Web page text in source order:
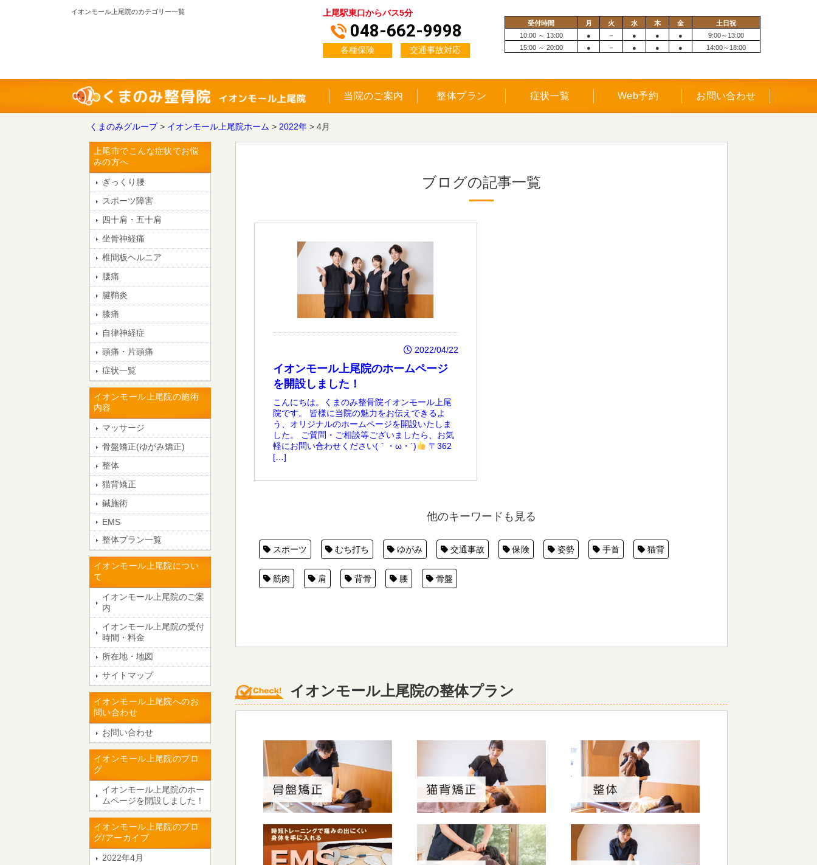
イオンモール上尾院のカテゴリー一覧 上尾駅東口からバス5分
048-662-9998
各種保険 交通事故対応
受付時間 月 火 水 木 金
土日祝
10:00 ～ 13:00
● － ● ● ●
9:00～13:00
15:00 ～ 20:00
● － ● ● ● 14:00～18:00
当院のご案内 整体プラン 症状一覧 Web予約 お問い合わせ
くまのみグループ> イオンモール上尾院ホーム > 2022年 > 4月
ブログの記事一覧
2022/04/22
イオンモール上尾院のホームページ
を開設しました！
こんにちは。くまのみ整骨院イオンモール上尾
院です。 皆様に当院の魅力をお伝えできるよ
う、オリジナルのホームページを開設いたしま
した。 ご質問・ご相談等ございましたら、お気
軽にお問い合わせください(｀・ω・´)
〒362
[…]
他のキーワードも見る
スポーツ むち打ち ゆがみ 交通事故 保険 姿勢 手首 猫背
筋肉 肩 背骨 腰 骨盤
イオンモール上尾院の整体プラン
上尾市でこんな症状でお悩
みの方へ
ぎっくり腰
スポーツ障害
四十肩・五十肩
坐骨神経痛
椎間板ヘルニア
腰痛
腱鞘炎
膝痛
自律神経症
頭痛・片頭痛
症状一覧
イオンモール上尾院の施術
内容
マッサージ
骨盤矯正(ゆがみ矯正)
整体
猫背矯正
鍼施術
EMS
整体プラン一覧
イオンモール上尾院につい
て
イオンモール上尾院のご案
内
イオンモール上尾院の受付
時間・料金
所在地・地図
サイトマップ
イオンモール上尾院へのお
問い合わせ
お問い合わせ
イオンモール上尾院のブロ
グ
イオンモール上尾院のホー
ムページを開設しました！
イオンモール上尾院のブロ
グ/アーカイブ
2022年4月